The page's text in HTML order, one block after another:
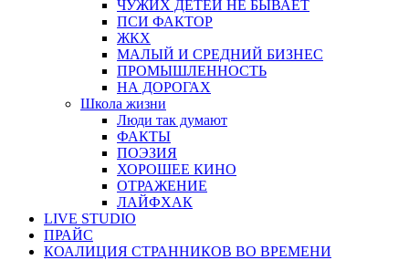
ЧУЖИХ ДЕТЕЙ НЕ БЫВАЕТ
ПСИ ФАКТОР
ЖКХ
МАЛЫЙ И СРЕДНИЙ БИЗНЕС
ПРОМЫШЛЕННОСТЬ
НА ДОРОГАХ
Школа жизни
Люди так думают
ФАКТЫ
ПОЭЗИЯ
ХОРОШЕЕ КИНО
ОТРАЖЕНИЕ
ЛАЙФХАК
LIVE STUDIO
ПРАЙС
КОАЛИЦИЯ СТРАННИКОВ ВО ВРЕМЕНИ